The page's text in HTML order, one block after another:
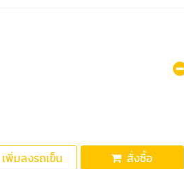
เพิ่มลงรถเข็น สั่งซื้อ